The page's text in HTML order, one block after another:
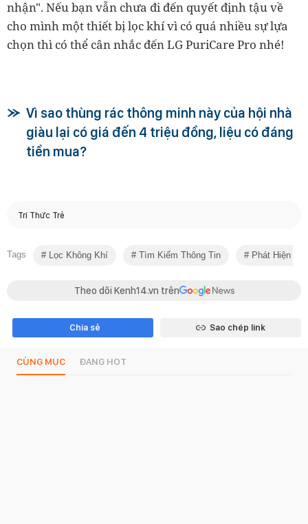
nhận". Nếu bạn vẫn chưa đi đến quyết định tậu về
cho mình một thiết bị lọc khí vì có quá nhiều sự lựa
chọn thì có thể cân nhắc đến LG PuriCare Pro nhé!
Vì sao thùng rác thông minh này của hội nhà
giàu lại có giá đến 4 triệu đồng, liệu có đáng
tiền mua?
Trí Thức Trẻ
Tags Lọc Không Khí Tìm Kiếm Thông Tin Phát Hiện
Theo dõi Kenh14.vn trên
Chia sẻ Sao chép link
CÙNG MỤC ĐANG HOT